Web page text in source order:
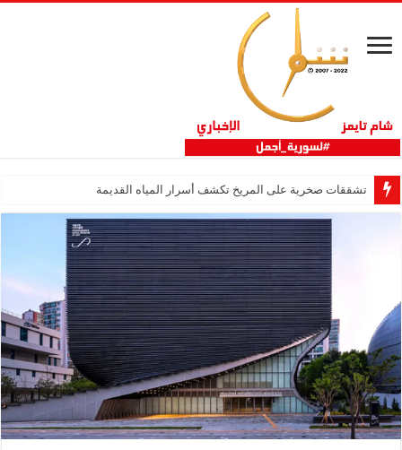
تشققات صخرية على المريخ تكشف أسرار المياه القديمة